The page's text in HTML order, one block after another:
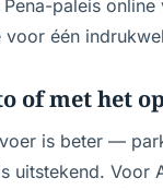
paleis
één
of met het
is beter —
uitstekend. Voor